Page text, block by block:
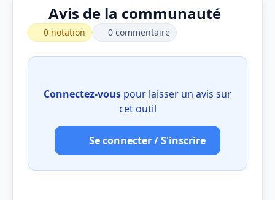
Avis de la communauté
0 notation 0 commentaire
Connectez-vous pour laisser un avis sur
cet outil
Se connecter / S'inscrire